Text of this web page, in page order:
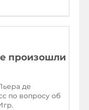
произошли
де
по вопросу об